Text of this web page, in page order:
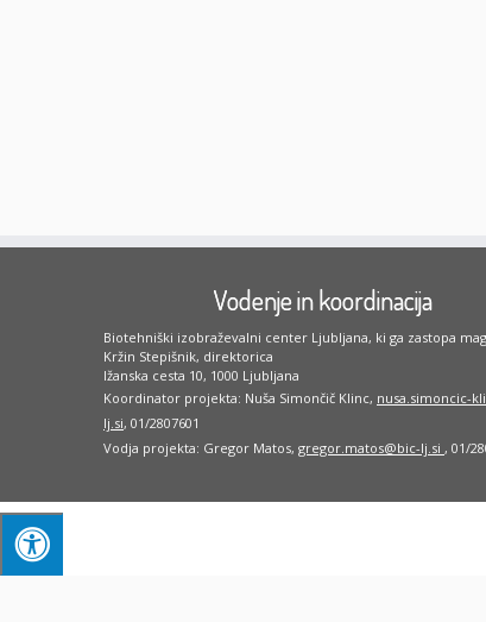
Vodenje in koordinacija
Biotehniški izobraževalni center Ljubljana, ki ga zastopa
Kržin Stepišnik, direktorica
Ižanska cesta 10, 1000 Ljubljana
Koordinator projekta: Nuša Simončič Klinc, nusa.simoncic-
lj.si, 01/2807601
Vodja projekta: Gregor Matos, gregor.matos@bic-lj.si , 01/